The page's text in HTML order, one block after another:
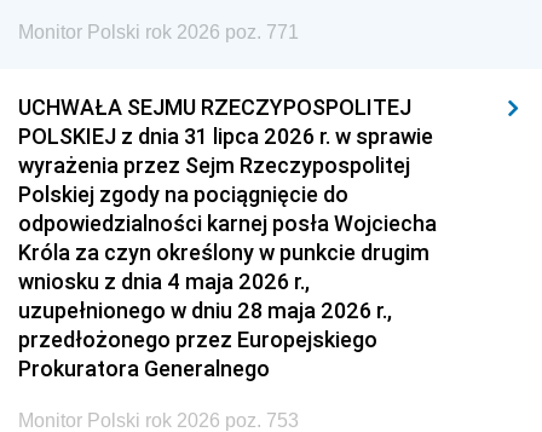
1951 1950
1939 1938 1937
1936 1930
Monitor Polski rok 2026 poz. 771
UCHWAŁA SEJMU RZECZYPOSPOLITEJ
POLSKIEJ z dnia 31 lipca 2026 r. w sprawie
wyrażenia przez Sejm Rzeczypospolitej
Polskiej zgody na pociągnięcie do
odpowiedzialności karnej posła Wojciecha
Króla za czyn określony w punkcie drugim
wniosku z dnia 4 maja 2026 r.,
uzupełnionego w dniu 28 maja 2026 r.,
przedłożonego przez Europejskiego
Prokuratora Generalnego
Monitor Polski rok 2026 poz. 753